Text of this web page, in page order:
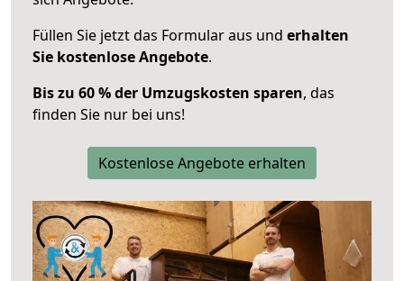
Füllen Sie jetzt das Formular aus und erhalten
Sie kostenlose Angebote.
Bis zu 60 % der Umzugskosten sparen, das
finden Sie nur bei uns!
Kostenlose Angebote erhalten